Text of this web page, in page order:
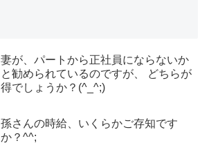
妻が、パートから正社員にならないか
と勧められているのですが、 どちらが
得でしょうか？(^_^;)
孫さんの時給、いくらかご存知です
か？^^;